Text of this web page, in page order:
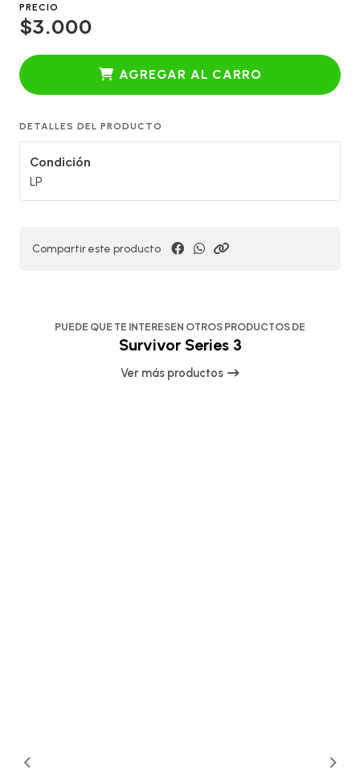
PRECIO
$3.000
AGREGAR AL CARRO
DETALLES DEL PRODUCTO
Condición
LP
Compartir este producto
PUEDE QUE TE INTERESEN OTROS PRODUCTOS DE
Survivor Series 3
Ver más productos